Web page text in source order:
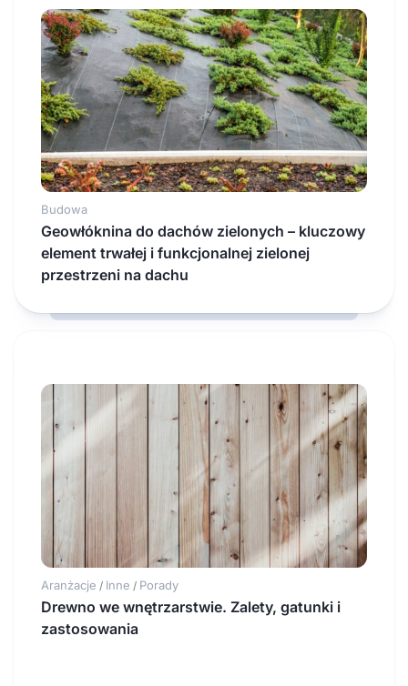
Budowa
Geowłóknina do dachów zielonych – kluczowy
element trwałej i funkcjonalnej zielonej
przestrzeni na dachu
Aranżacje / Inne / Porady
Drewno we wnętrzarstwie. Zalety, gatunki i
zastosowania